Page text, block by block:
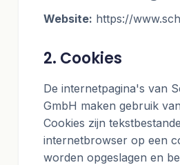
Website: https://
2. Cookies
De internetpagina's van
GmbH maken gebruik
Cookies zijn
internetbrowser op een
worden opgeslagen en